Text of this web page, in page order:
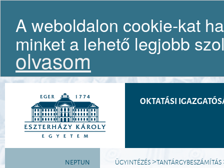
A weboldalon cookie-kat
minket a lehető legjobb
olvasom
Cím: H-3300 Eger, Eszterházy tér 1.; Postacím:
HÍREK | SZERVEZET
OKTATÁSI
NEPTUN
ÜGYINTÉZÉS>TANTÁRGYBESZÁMÍTÁS